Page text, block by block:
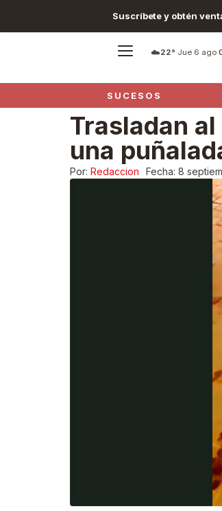
Suscríbete y obtén
☁️22°·Jue 6 ago·
SUCESOS
Trasladan
una
Por: Redaccion Fecha: 8